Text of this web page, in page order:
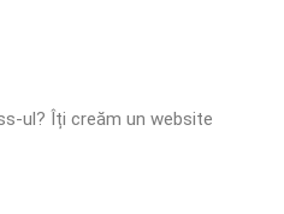
ul? Îți creăm un website